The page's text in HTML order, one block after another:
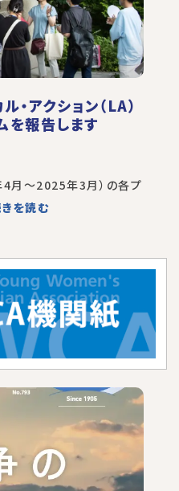
アクション（LA）
を報告します
4月～2025年3月）の各プ
を読む